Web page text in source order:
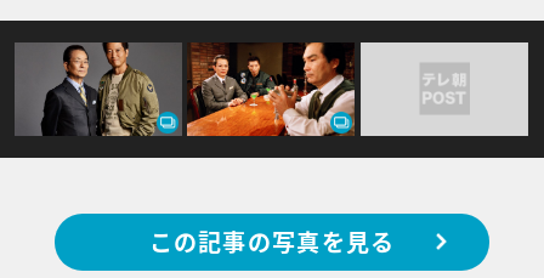
この記事の写真を見る